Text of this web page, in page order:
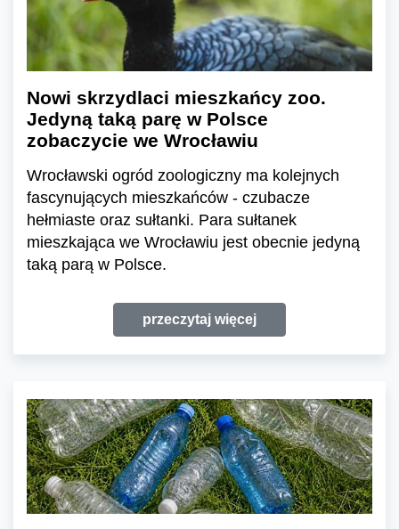
Nowi skrzydlaci mieszkańcy zoo.
Jedyną taką parę w Polsce
zobaczycie we Wrocławiu
Wrocławski ogród zoologiczny ma kolejnych
fascynujących mieszkańców - czubacze
hełmiaste oraz sułtanki. Para sułtanek
mieszkająca we Wrocławiu jest obecnie jedyną
taką parą w Polsce.
przeczytaj więcej